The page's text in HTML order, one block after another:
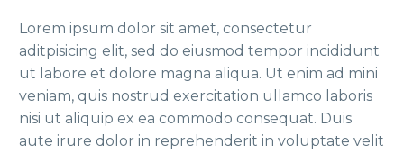
Lorem ipsum dolor sit amet, consectetur
aditpisicing elit, sed do eiusmod tempor incididunt
ut labore et dolore magna aliqua. Ut enim ad mini
veniam, quis nostrud exercitation ullamco laboris
nisi ut aliquip ex ea commodo consequat. Duis
aute irure dolor in reprehenderit in voluptate velit